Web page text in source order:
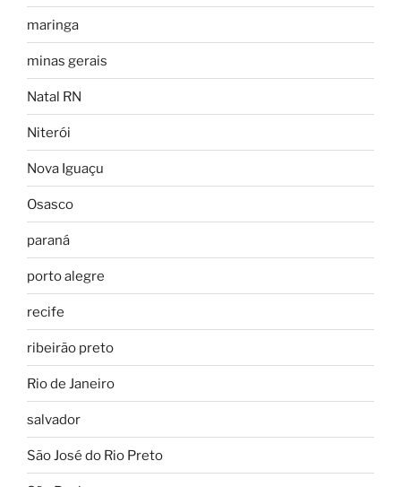
maringa
minas gerais
Natal RN
Niterói
Nova Iguaçu
Osasco
paraná
porto alegre
recife
ribeirão preto
Rio de Janeiro
salvador
São José do Rio Preto